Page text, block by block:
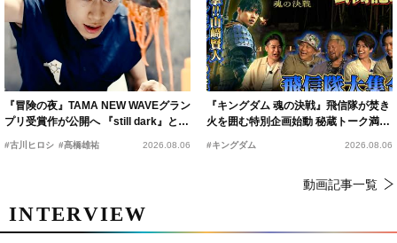
『冒険の夜』TAMA NEW WAVEグラン
プリ受賞作が公開へ 『still dark』と同
#古川ヒロシ #髙橋雄祐 2026.08.06
『キングダム 魂の決戦』飛信隊が焚き
火を囲む特別企画始動 秘蔵トーク満載
#キングダム 2026.08.06
動画記事一覧
INTERVIEW